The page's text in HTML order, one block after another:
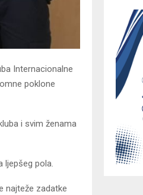
Internacionalne
poklone
i svim ženama
ljepšeg pola.
najteže zadatke